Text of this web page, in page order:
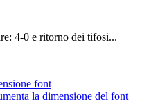
4-0 e ritorno dei tifosi...
font
la dimensione del font